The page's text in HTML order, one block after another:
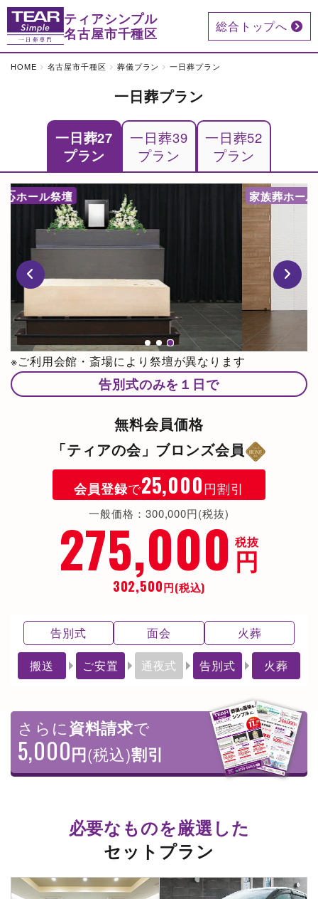
ティアシンプル
名古屋市千種区
総合トップへ
HOME 名古屋市千種区 葬儀プラン 一日葬プラン
一日葬プラン
一日葬27
プラン
一日葬39
プラン
一日葬52
プラン
告別式のみを１日で
無料会員価格
「ティアの会」ブロンズ会員
会員登録で25,000円割引
一般価格：300,000円(税抜)
275,000 円
税抜
302,500円(税込)
告別式 面会
火葬
搬送
ご安置 通夜式 告別式 火葬
家族葬ホール専用 祭壇
※ご利用会館・斎場により祭壇が異なります
さらに資料請求で
5,000円(税込)割引
必要なものを厳選した
セットプラン